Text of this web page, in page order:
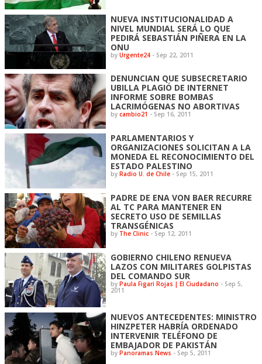
NUEVA INSTITUCIONALIDAD A
NIVEL MUNDIAL SERÁ LO QUE
PEDIRÁ SEBASTIÁN PIÑERA EN LA
ONU
byUrgente24 - Sep 22, 2011
DENUNCIAN QUE SUBSECRETARIO
UBILLA PLAGIÓ DE INTERNET
INFORME SOBRE BOMBAS
LACRIMÓGENAS NO ABORTIVAS
bycambio21 - Sep 16, 2011
PARLAMENTARIOS Y
ORGANIZACIONES SOLICITAN A LA
MONEDA EL RECONOCIMIENTO DEL
ESTADO PALESTINO
byRadio U. de Chile - Sep 15, 2011
PADRE DE ENA VON BAER RECURRE
AL TC PARA MANTENER EN
SECRETO USO DE SEMILLAS
TRANSGÉNICAS
by The Clinic - Sep 12, 2011
GOBIERNO CHILENO RENUEVA
LAZOS CON MILITARES GOLPISTAS
DEL COMANDO SUR
byPaula Figari Rojas | El Ciudadano - Sep 5,
2011
NUEVOS ANTECEDENTES: MINISTRO
HINZPETER HABRÍA ORDENADO
INTERVENIR TELÉFONO DE
EMBAJADOR DE PAKISTÁN
byPanoramas News - Sep 5, 2011